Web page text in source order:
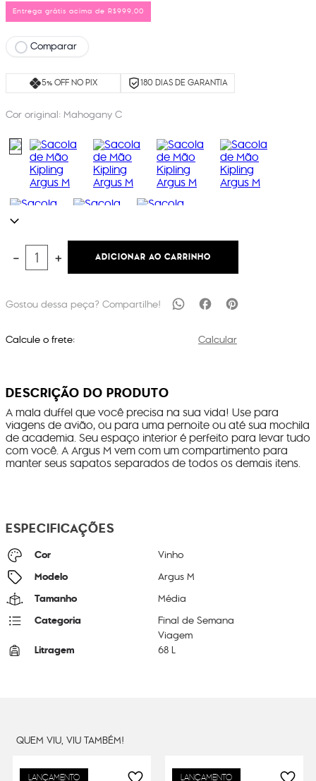
Entrega grátis acima de R$999,00
Comparar
5% OFF NO PIX 180 DIAS DE GARANTIA
Cor original: Mahogany C
＋
－ ADICIONAR AO CARRINHO
Calcule o frete: Calcular
DESCRIÇÃO DO PRODUTO
A mala duffel que você precisa na sua vida! Use para
viagens de avião, ou para uma pernoite ou até sua mochila
de academia. Seu espaço interior é perfeito para levar tudo
com você. A Argus M vem com um compartimento para
manter seus sapatos separados de todos os demais itens.
ESPECIFICAÇÕES
Cor Vinho
Modelo Argus M
Tamanho Média
Categoria
Final de Semana
Viagem
Litragem 68 L
QUEM VIU, VIU TAMBÉM!
LANÇAMENTO LANÇAMENTO